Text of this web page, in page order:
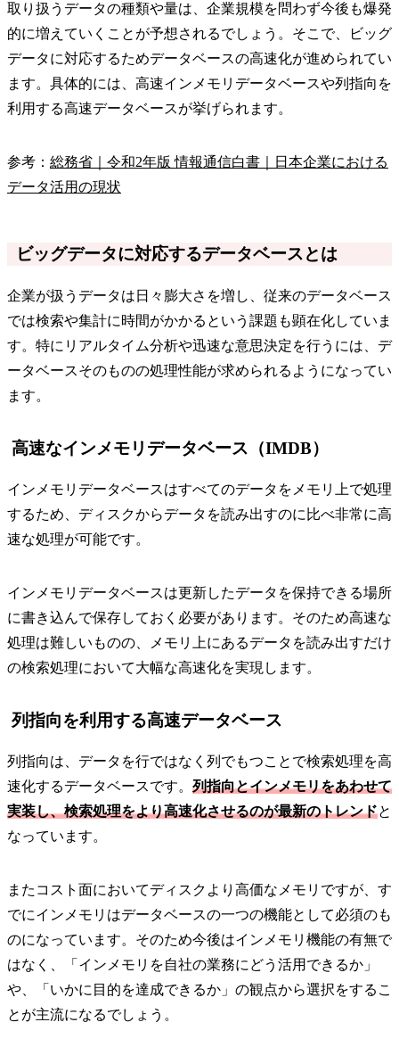
取り扱うデータの種類や量は、企業規模を問わず今後も爆発
的に増えていくことが予想されるでしょう。そこで、ビッグ
データに対応するためデータベースの高速化が進められてい
ます。具体的には、高速インメモリデータベースや列指向を
利用する高速データベースが挙げられます。
参考： 総務省｜令和2年版 情報通信白書｜日本企業における
データ活用の現状
ビッグデータに対応するデータベースとは
企業が扱うデータは日々膨大さを増し、従来のデータベース
では検索や集計に時間がかかるという課題も顕在化していま
す。特にリアルタイム分析や迅速な意思決定を行うには、デ
ータベースそのものの処理性能が求められるようになってい
ます。
高速なインメモリデータベース（IMDB）
インメモリデータベースはすべてのデータをメモリ上で処理
するため、ディスクからデータを読み出すのに比べ非常に高
速な処理が可能です。
インメモリデータベースは更新したデータを保持できる場所
に書き込んで保存しておく必要があります。そのため高速な
処理は難しいものの、メモリ上にあるデータを読み出すだけ
の検索処理において大幅な高速化を実現します。
列指向を利用する高速データベース
列指向は、データを行ではなく列でもつことで検索処理を高
速化するデータベースです。 列指向とインメモリをあわせて
実装し、検索処理をより高速化させるのが最新のトレンドと
なっています。
またコスト面においてディスクより高価なメモリですが、す
でにインメモリはデータベースの一つの機能として必須のも
のになっています。そのため今後はインメモリ機能の有無で
はなく、「インメモリを自社の業務にどう活用できるか」
や、「いかに目的を達成できるか」の観点から選択をするこ
とが主流になるでしょう。